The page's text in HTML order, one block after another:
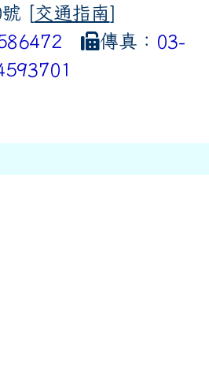
[交通指南]
傳真： 03-